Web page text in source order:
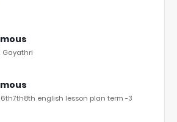
Gayathri
english lesson plan term -3